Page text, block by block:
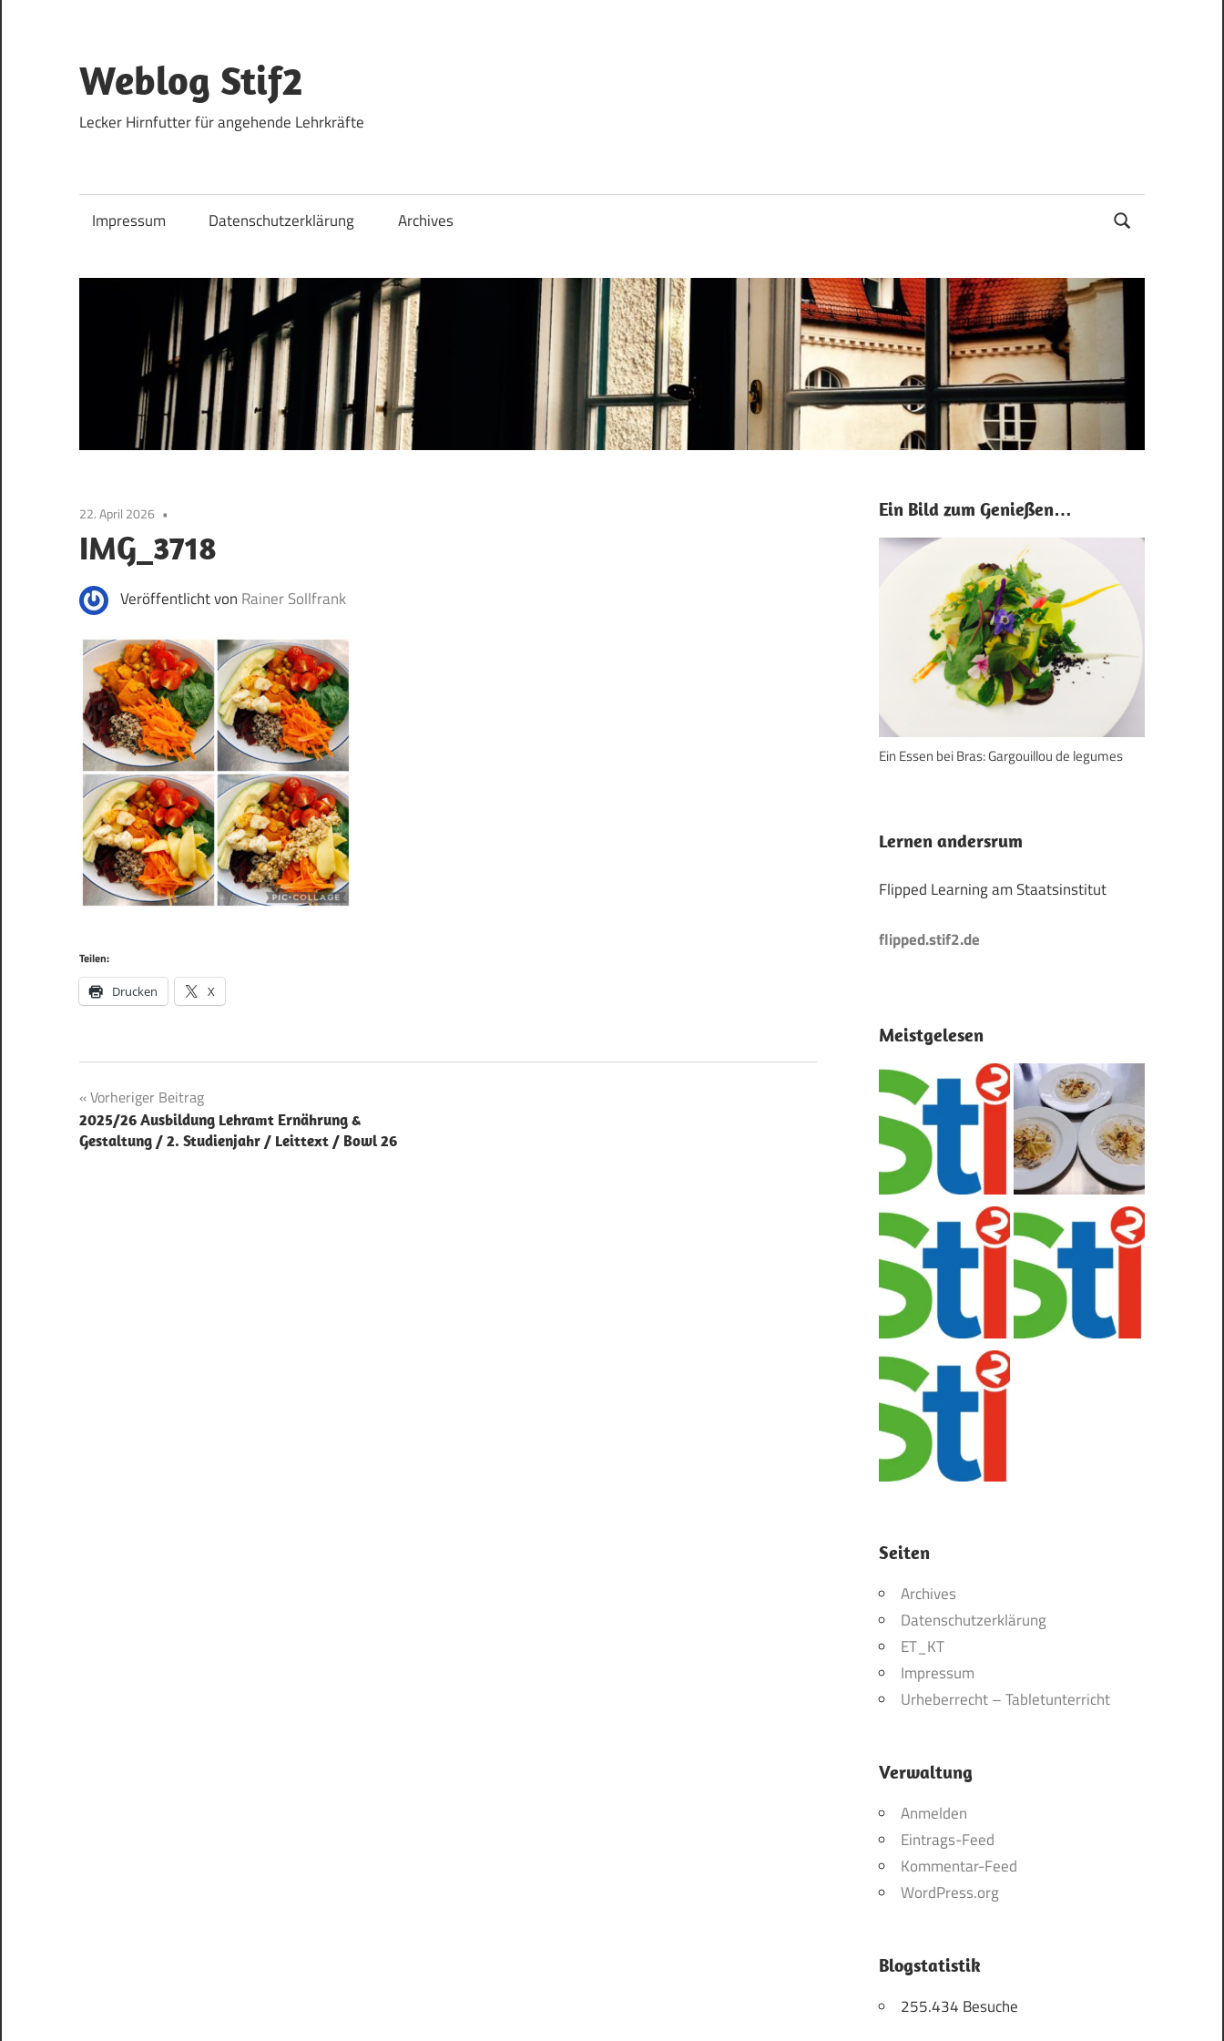
springen
Weblog Stif2
Lecker Hirnfutter für angehende Lehrkräfte
Impressum Datenschutzerklärung Archives
22. April 2026
IMG_3718
Veröffentlicht von Rainer Sollfrank
Teilen:
Drucken X
Beitragsnavigation
Vorheriger Beitrag
2025/26 Ausbildung Lehramt Ernährung &
Gestaltung / 2. Studienjahr / Leittext / Bowl 26
Ein Bild zum Genießen…
Ein Essen bei Bras: Gargouillou de legumes
Lernen andersrum
Flipped Learning am Staatsinstitut
flipped.stif2.de
Meistgelesen
Seiten
Archives
Datenschutzerklärung
ET_KT
Impressum
Urheberrecht – Tabletunterricht
Verwaltung
Anmelden
Eintrags-Feed
Kommentar-Feed
WordPress.org
Blogstatistik
255.434 Besuche